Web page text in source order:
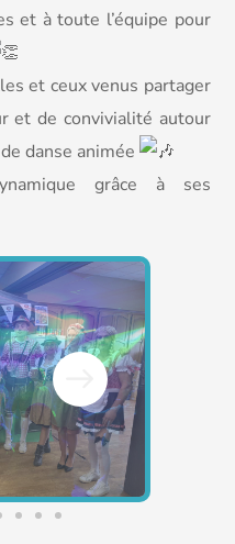
et à toute l’équipe pour
et ceux venus partager
et de convivialité autour
danse animée
grâce à ses